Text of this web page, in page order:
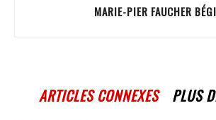
MARIE-PIER FAUCHER
ARTICLES CONNEXES PLUS